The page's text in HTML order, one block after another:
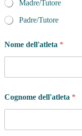
Madre/Tutore
Padre/Tutore
Nome dell'atleta *
Cognome dell'atleta *